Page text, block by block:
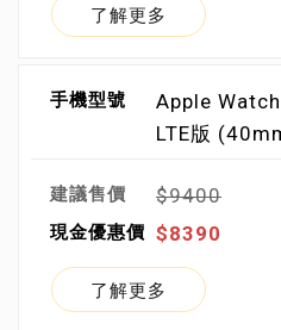
了解更多
Apple
LTE版
$9400
$8390
了解更多